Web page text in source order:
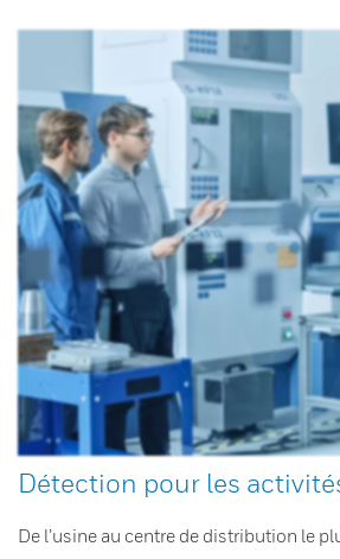
Détection pour les
De l’usine au centre de distribution le